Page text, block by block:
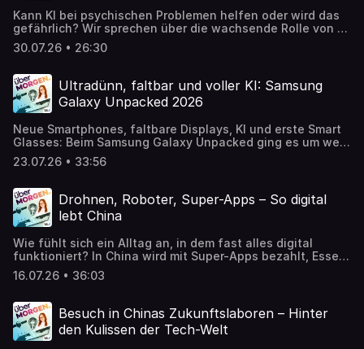
zur digitalen Infrastruktur unserer Städte werden
könnten.
Kann KI bei psychischen Problemen helfen oder wird das
gefährlich? Wir sprechen über die wachsende Rolle von KI
in der Psychotherapie: von Chatbots als emotionaler
Unterstützung über digitale Therapie-Tools bis hin zu den
menschlicher Nähe. Wo kann künstliche Intelligenz
wirklich unterstützen und wo braucht mentale Gesundheit
unbedingt echte Menschen?
30.07.26 • 26:30
Ultradünn, faltbar und voller KI: Samsung
Galaxy Unpacked 2026
Neue Smartphones, faltbare Displays, KI und erste Smart
Glasses: Beim Samsung Galaxy Unpacked ging es um weit
mehr als nur neue Geräte. Gemeinsam mit unserem
Experten Stefan schauen wir auf die spannendsten
digitalen Alltag in den kommenden Jahren wirklich
verändern könnten. Welche Innovationen sind echte
Fortschritte, welche eher Marketing? Und wie sieht das
23.07.26 • 33:56
Drohnen, Roboter, Super-Apps – So digital
lebt China
Wie fühlt sich ein Alltag an, in dem fast alles digital
funktioniert? In China wird mit Super-Apps bezahlt, Essen
bestellt oder ein Taxi gerufen, Roboter fahren durch
Hotels und Restaurants, Drohnen liefern Pakete und E-
von ihren Eindrücken vor Ort, erklären, welche
Technologien bereits selbstverständlich sind und
diskutieren, was davon vielleicht schon bald auch in
16.07.26 • 36:03
Besuch in Chinas Zukunftslaboren – Hinter
den Kulissen der Tech-Welt